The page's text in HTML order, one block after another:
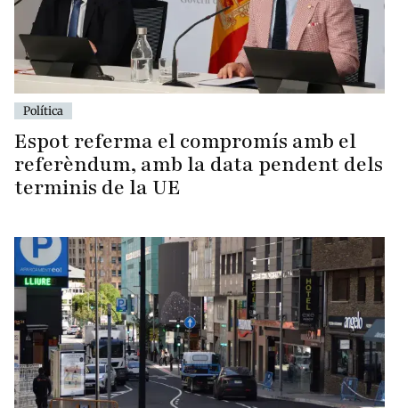
Política
Espot referma el compromís amb el
referèndum, amb la data pendent dels
terminis de la UE